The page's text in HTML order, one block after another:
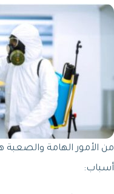
من الأمور الهامة
أسباب: